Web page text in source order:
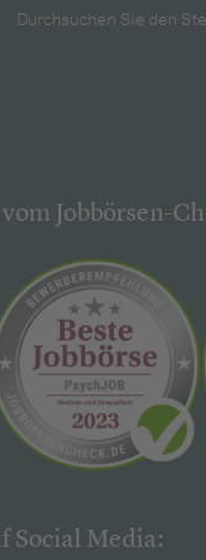
Durchsuchen Sie den
Jobbörsen-
Social Media: